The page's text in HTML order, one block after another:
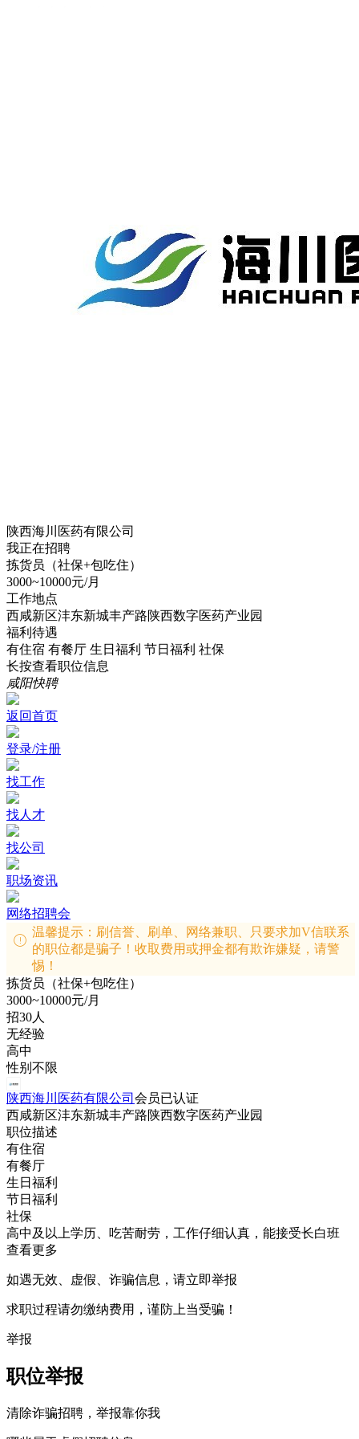
陕西海川医药有限公司
我正在招聘
拣货员（社保+包吃住）
3000~10000元/月
工作地点
西咸新区沣东新城丰产路陕西数字医药产业园
福利待遇
有住宿 有餐厅 生日福利 节日福利 社保
长按查看职位信息
咸阳快聘
返回首页
登录/注册
找工作
找人才
找公司
职场资讯
网络招聘会
温馨提示：刷信誉、刷单、网络兼职、只要求加V信联系
的职位都是骗子！收取费用或押金都有欺诈嫌疑，请警
惕！
拣货员（社保+包吃住）
3000~10000元/月
招30人
无经验
高中
性别不限
陕西海川医药有限公司 会员已认证
西咸新区沣东新城丰产路陕西数字医药产业园
职位描述
有住宿
有餐厅
生日福利
节日福利
社保
高中及以上学历、吃苦耐劳，工作仔细认真，能接受长白班
查看更多
如遇无效、虚假、诈骗信息，请立即举报
求职过程请勿缴纳费用，谨防上当受骗！
举报
职位举报
清除诈骗招聘，举报靠你我